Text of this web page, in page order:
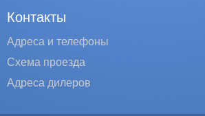
Контакты
Адреса и телефоны
Схема проезда
Адреса дилеров